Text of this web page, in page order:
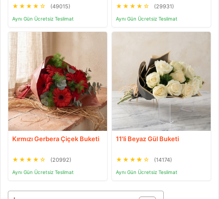
★ ★ ★ ★ ☆ (49015)
Aynı Gün Ücretsiz Teslimat
★ ★ ★ ★ ☆ (29931)
Aynı Gün Ücretsiz Teslimat
Kırmızı Gerbera Çiçek Buketi
★ ★ ★ ★ ☆ (20992)
Aynı Gün Ücretsiz Teslimat
11'li Beyaz Gül Buketi
★ ★ ★ ★ ☆ (14174)
Aynı Gün Ücretsiz Teslimat